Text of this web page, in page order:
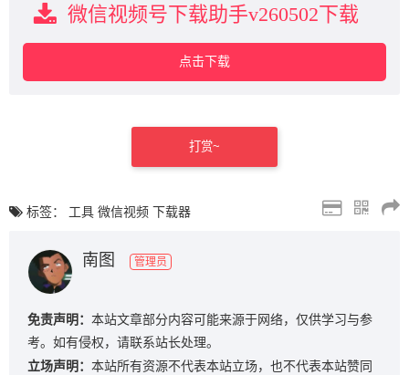
微信视频号下载助手v260502下载
点击下载
打赏~
标签： 工具 微信视频 下载器
南图 管理员
免责声明： 本站文章部分内容可能来源于网络，仅供学习与参
考。如有侵权，请联系站长处理。
立场声明： 本站所有资源不代表本站立场，也不代表本站赞同